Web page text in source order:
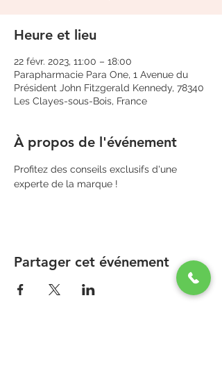
Heure et lieu
22 févr. 2023, 11:00 – 18:00
Parapharmacie Para One, 1 Avenue du
Président John Fitzgerald Kennedy, 78340
Les Clayes-sous-Bois, France
À propos de l'événement
Profitez des conseils exclusifs d'une
experte de la marque !
Partager cet événement